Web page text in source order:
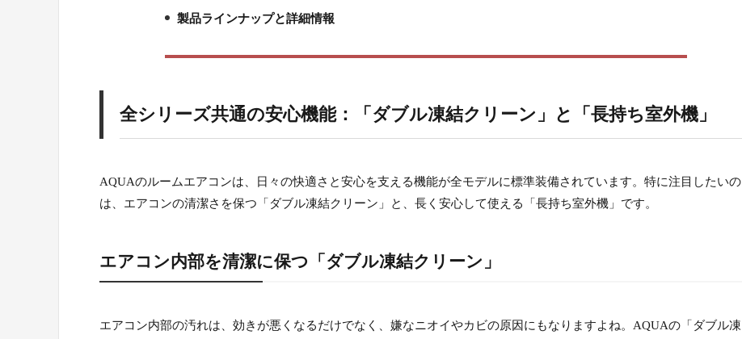
6.
製品ラインナップと詳細情報
全シリーズ共通の安心機能：「ダブル凍結クリーン」と「長持ち室外機」
AQUAのルームエアコンは、日々の快適さと安心を支える機能が全モデルに標準装備されています。特に注目したいの
は、エアコンの清潔さを保つ「ダブル凍結クリーン」と、長く安心して使える「長持ち室外機」です。
エアコン内部を清潔に保つ「ダブル凍結クリーン」
エアコン内部の汚れは、効きが悪くなるだけでなく、嫌なニオイやカビの原因にもなりますよね。AQUAの「ダブル凍